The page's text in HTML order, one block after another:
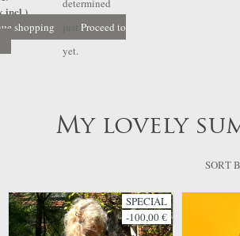
determined
yet.
incl.)
shopping Proceed to
My lovely
SORT
SPECIAL
-100,00 €